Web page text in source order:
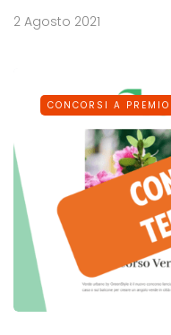
2 Agosto 2021
CONCORSI A PREMIO